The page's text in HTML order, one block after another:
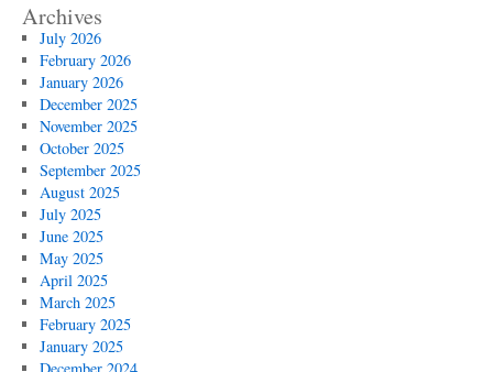
Archives
July 2026
February 2026
January 2026
December 2025
November 2025
October 2025
September 2025
August 2025
July 2025
June 2025
May 2025
April 2025
March 2025
February 2025
January 2025